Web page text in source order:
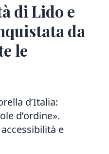
di Lido e
da
le
d’Italia:
d’ordine».
e